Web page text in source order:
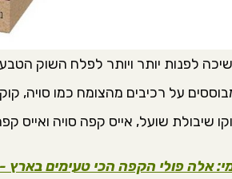
על רכיבים מהצומח כמו סויה,
שיבולת שועל, אייס קפה סויה
אלה פולי הקפה הכי טעימים